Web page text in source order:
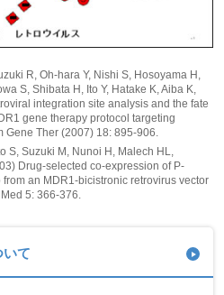
R, Oh-hara Y, Nishi S, Hosoyama H,
S, Shibata H, Ito Y, Hatake K, Aiba K,
integration site analysis and the fate
gene therapy protocol targeting
Gene Ther (2007) 18: 895-906.
S, Suzuki M, Nunoi H, Malech HL,
Drug-selected co-expression of P-
an MDR1-bicistronic retrovirus vector
5: 366-376.
いて